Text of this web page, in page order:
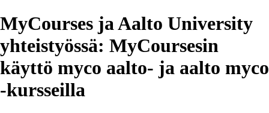
MyCourses ja Aalto University
yhteistyössä: MyCoursesin
käyttö myco aalto- ja aalto myco
-kursseilla